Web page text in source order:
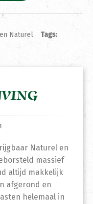
Naturel
Tags:
Naturel en
massief
altijd makkelijk
afgerond en
helemaal in